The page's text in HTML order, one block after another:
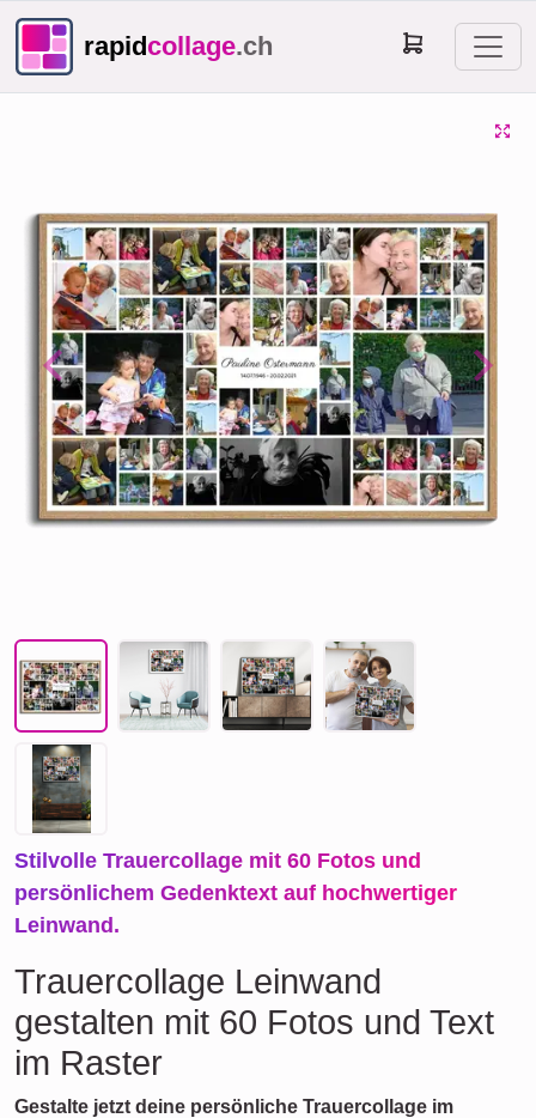
rapidcollage.ch
Previous Next
Stilvolle Trauercollage mit 60 Fotos und
persönlichem Gedenktext auf hochwertiger
Leinwand.
Trauercollage Leinwand
gestalten mit 60 Fotos und Text
im Raster
Gestalte jetzt deine persönliche Trauercollage im